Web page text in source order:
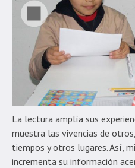
La lectura amplía sus
muestra las vivencias de
tiempos y otros lugares. Así,
incrementa su información